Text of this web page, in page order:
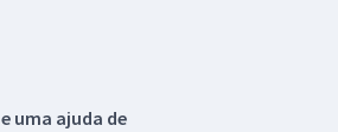
uma ajuda de